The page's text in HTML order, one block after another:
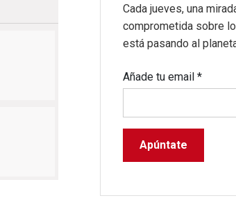
Cada jueves, una
comprometida sobre
está pasando al
Añade tu email*